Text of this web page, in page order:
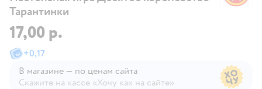
Тарантинки
17,00 р.
+0,17
В магазине — по ценам сайта
Скажите на кассе «Хочу как на сайте»